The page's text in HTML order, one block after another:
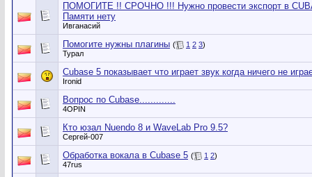
ПОМОГИТЕ !! СРОЧНО !!! Нужно провести экспорт в
Памяти нету
Ивганасий
Помогите нужны плагины ( 1 2 3)
Турал
Cubase 5 показывает что играет звук когда ничего не
Ironid
Вопрос по Cubase.............
4OPIN
Кто юзал Nuendo 8 и WaveLab Pro 9.5?
Сергей-007
Обработка вокала в Cubase 5 ( 1 2)
47rus